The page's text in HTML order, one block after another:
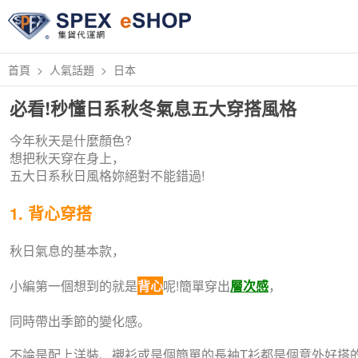
首頁 人氣話題 日本
必看!秒懂日系秋冬氣息五大穿搭風格
今年秋天是什麼顏色?
想把秋天穿在身上，
五大日系秋日風格妳絕對不能錯過!
1. 背心穿搭
秋日氣息的基本款，
小編第一個想到的就是背心呢!簡單穿出層次感，
同時帶出季節的變化感。